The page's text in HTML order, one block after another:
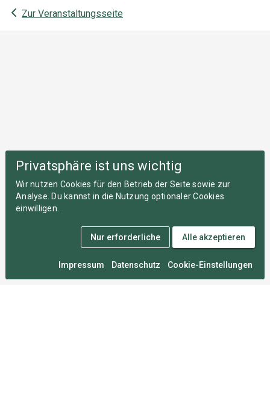
Zur Veranstaltungsseite
Privatsphäre ist uns wichtig
Wir nutzen Cookies für den Betrieb der Seite sowie zur
Analyse. Du kannst in die Nutzung optionaler Cookies
einwilligen.
Impressum Datenschutz Cookie-Einstellungen
Nur erforderliche Alle akzeptieren